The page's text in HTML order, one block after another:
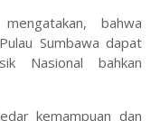
bahwa
Sumbawa dapat
Nasional bahkan
kemampuan dan